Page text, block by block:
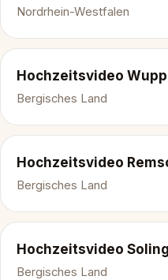
Nordrhein-Westfalen
Hochzeitsvideo
Bergisches Land
Hochzeitsvideo
Bergisches Land
Hochzeitsvideo
Bergisches Land